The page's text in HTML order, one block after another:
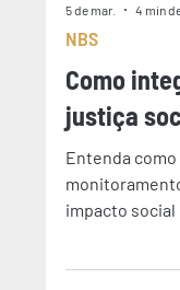
5 de mar.
NBS
Como
justiça
Entenda